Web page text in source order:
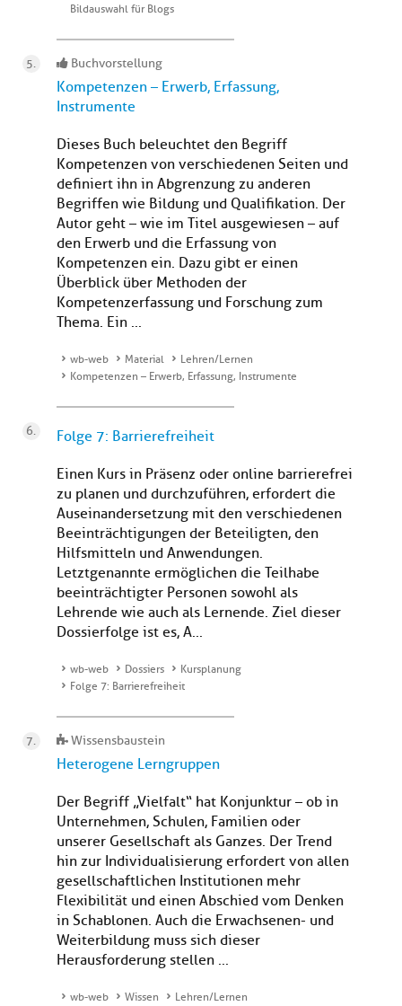
Bildauswahl für Blogs
Buchvorstellung
Kompetenzen – Erwerb, Erfassung,
Instrumente
Dieses Buch beleuchtet den Begriff
Kompetenzen von verschiedenen Seiten und
definiert ihn in Abgrenzung zu anderen
Begriffen wie Bildung und Qualifikation. Der
Autor geht – wie im Titel ausgewiesen – auf
den Erwerb und die Erfassung von
Kompetenzen ein. Dazu gibt er einen
Überblick über Methoden der
Kompetenzerfassung und Forschung zum
Thema. Ein ...
wb-web Material
Lehren/Lernen
Kompetenzen – Erwerb, Erfassung, Instrumente
Folge 7: Barrierefreiheit
Einen Kurs in Präsenz oder online barrierefrei
zu planen und durchzuführen, erfordert die
Auseinandersetzung mit den verschiedenen
Beeinträchtigungen der Beteiligten, den
Hilfsmitteln und Anwendungen.
Letztgenannte ermöglichen die Teilhabe
beeinträchtigter Personen sowohl als
Lehrende wie auch als Lernende. Ziel dieser
Dossierfolge ist es, A...
wb-web Dossiers
Kursplanung
Folge 7: Barrierefreiheit
Wissensbaustein
Heterogene Lerngruppen
Der Begriff „Vielfalt“ hat Konjunktur – ob in
Unternehmen, Schulen, Familien oder
unserer Gesellschaft als Ganzes. Der Trend
hin zur Individualisierung erfordert von allen
gesellschaftlichen Institutionen mehr
Flexibilität und einen Abschied vom Denken
in Schablonen. Auch die Erwachsenen- und
Weiterbildung muss sich dieser
Herausforderung stellen ...
wb-web Wissen
Lehren/Lernen